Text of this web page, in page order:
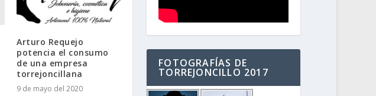
Arturo Requejo
potencia el consumo
de una empresa
torrejoncillana
9 de mayo del 2020
FOTOGRAFÍAS DE
TORREJONCILLO 2017